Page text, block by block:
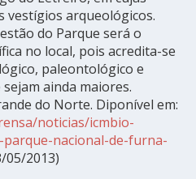
vestígios arqueológicos.
do Parque será o
no local, pois acredita-se
paleontológico e
ainda maiores.
do Norte. Diponível em:
noticias/icmbio-
nacional-de-furna-
05/2013)